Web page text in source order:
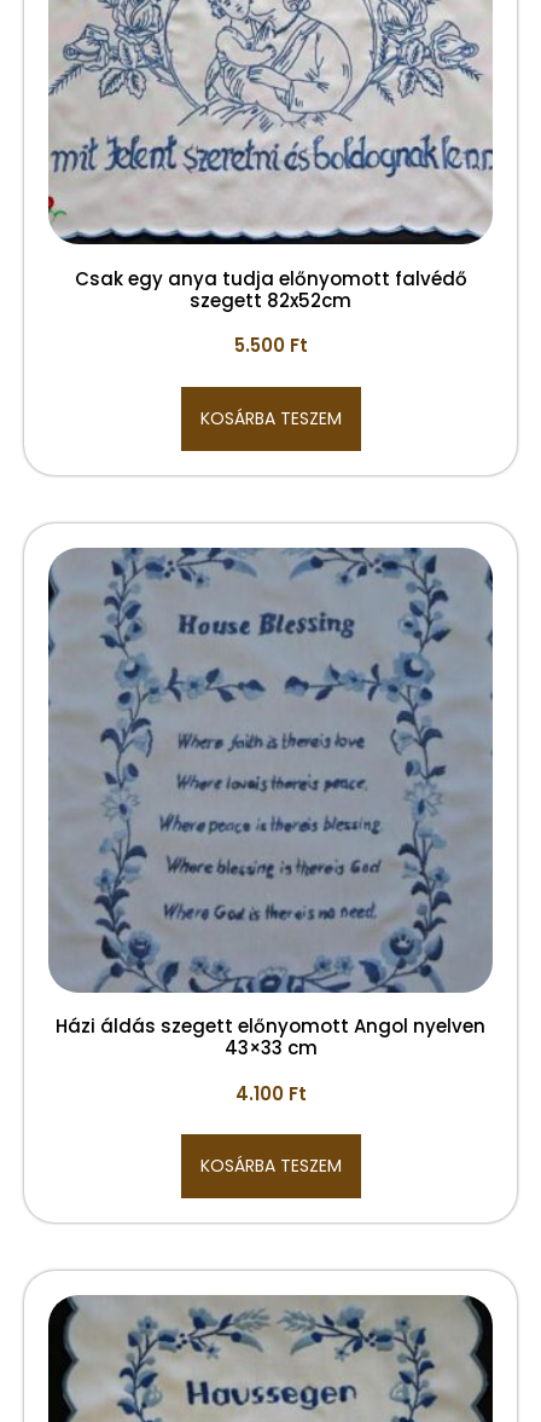
Csak egy anya tudja előnyomott falvédő
szegett 82x52cm
5.500 Ft
KOSÁRBA TESZEM
Házi áldás szegett előnyomott Angol nyelven
43×33 cm
4.100 Ft
KOSÁRBA TESZEM